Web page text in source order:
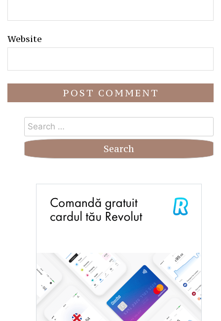
Website
Search
for: